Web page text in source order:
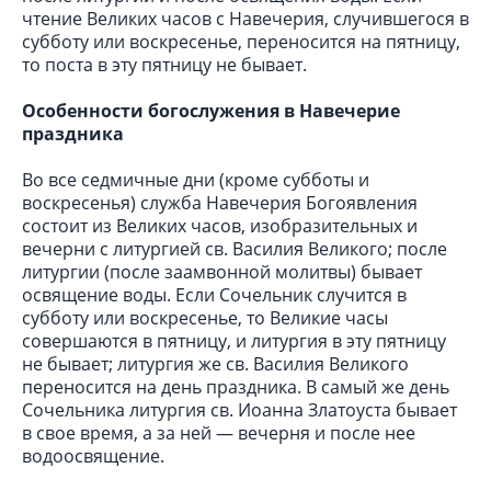
чтение Великих часов с Навечерия, случившегося в
субботу или воскресенье, переносится на пятницу,
то поста в эту пятницу не бывает.
Особенности богослужения в Навечерие
праздника
Во все седмичные дни (кроме субботы и
воскресенья) служба Навечерия Богоявления
состоит из Великих часов, изобразительных и
вечерни с литургией св. Василия Великого; после
литургии (после заамвонной молитвы) бывает
освящение воды. Если Сочельник случится в
субботу или воскресенье, то Великие часы
совершаются в пятницу, и литургия в эту пятницу
не бывает; литургия же св. Василия Великого
переносится на день праздника. В самый же день
Сочельника литургия св. Иоанна Златоуста бывает
в свое время, а за ней — вечерня и после нее
водоосвящение.